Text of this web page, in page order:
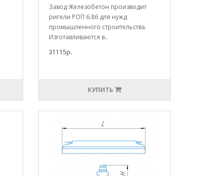
Завод Железобетон производит
ригели РОП 6.86 для нужд
промышленного строительства.
Изготавливаются в..
31115р.
КУПИТЬ